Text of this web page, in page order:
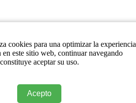
cookies para una optimizar la experiencia
en este sitio web, continuar navegando
constituye aceptar su uso.
Acepto